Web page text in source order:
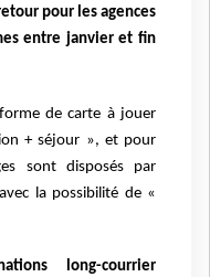
pour les agences
entre janvier et fin
de carte à jouer
+ séjour », et pour
sont disposés par
la possibilité de «
long-courrier